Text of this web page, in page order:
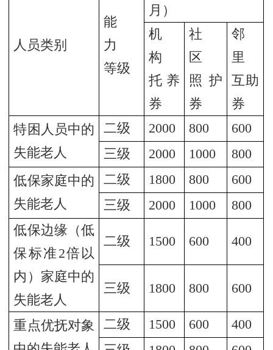
人员类别
能
力
等级
月）
机
构
托养
券
社
区
照护
券
邻
里
互助
券
特困人员中的
失能老人
二级 2000 800
600
三级
2000 1000
800
低保家庭中的
失能老人
二级 1800 800
600
三级
2000 1000
800
低保边缘（低
保标准2倍以
内）家庭中的
失能老人
二级 1500 600 400
三级 1800 800 600
重点优抚对象
二级 1500 600
400